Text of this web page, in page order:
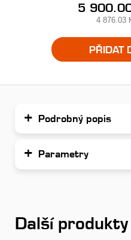
5
4 876.03
PŘIDAT
Podrobný popis
Parametry
Další produkty